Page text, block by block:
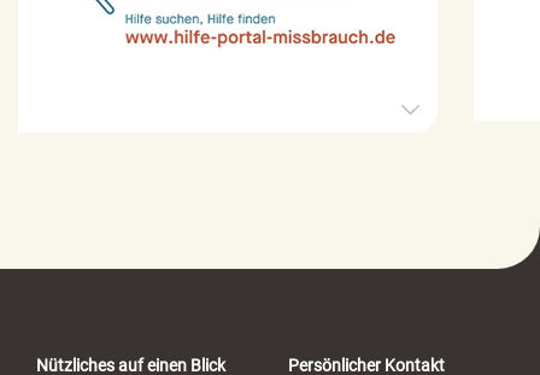
o
Nützliches auf einen Blick
Persönlicher Kontakt